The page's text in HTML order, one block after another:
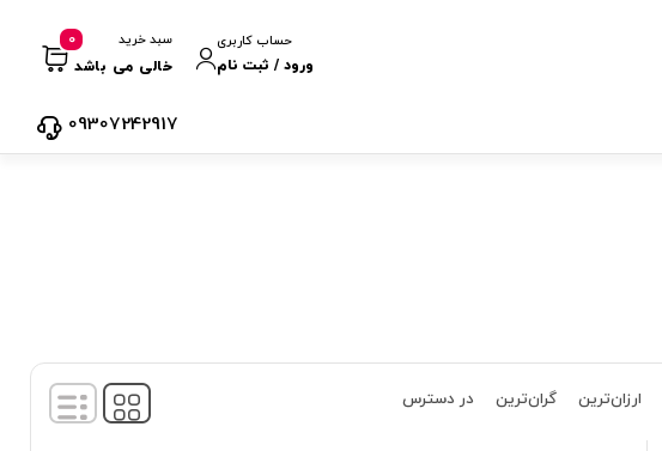
حساب کاربری
ورود / ثبت نام
سبد خرید
خالی می باشد
0
09307242917
نمایش 1
- کالا از ارزان‌ترین گران‌ترین در دسترس